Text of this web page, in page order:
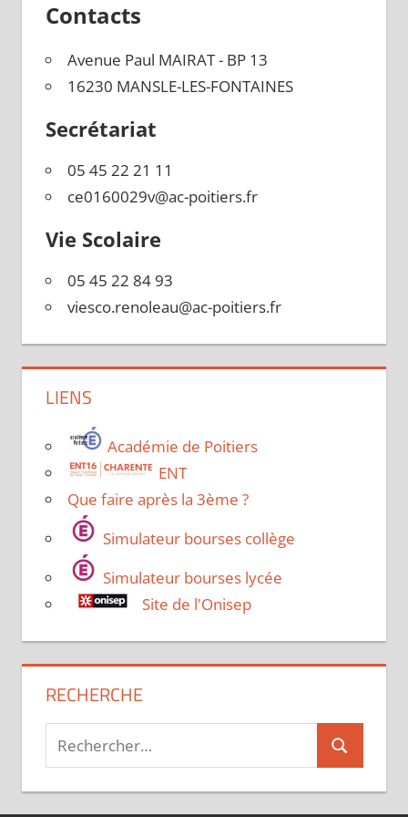
Contacts
Avenue Paul MAIRAT - BP 13
16230 MANSLE-LES-FONTAINES
Secrétariat
05 45 22 21 11
ce0160029v@ac-poitiers.fr
Vie Scolaire
05 45 22 84 93
viesco.renoleau@ac-poitiers.fr
LIENS
Académie de Poitiers
ENT
Que faire après la 3ème ?
Simulateur bourses collège
Simulateur bourses lycée
Site de l'Onisep
RECHERCHE
Recherche
pour :